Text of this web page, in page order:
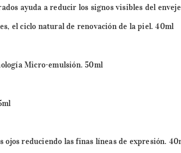
ayuda a reducir los signos visibles del
el ciclo natural de renovación de la piel. 40ml
Micro-emulsión. 50ml
reduciendo las finas líneas de expresión.